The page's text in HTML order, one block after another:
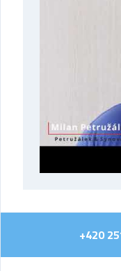
+420